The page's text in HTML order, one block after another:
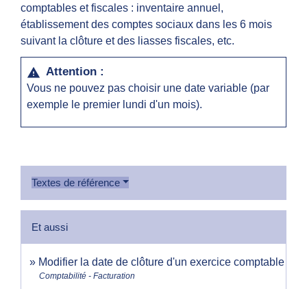
comptables et fiscales : inventaire annuel,
établissement des comptes sociaux dans les 6 mois
suivant la clôture et des liasses fiscales, etc.
warning Attention :
Vous ne pouvez pas choisir une date variable (par
exemple le premier lundi d'un mois).
Textes de référence
Et aussi
Modifier la date de clôture d'un exercice comptable
Comptabilité - Facturation